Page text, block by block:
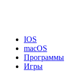
IOS
macOS
Программы
Игры